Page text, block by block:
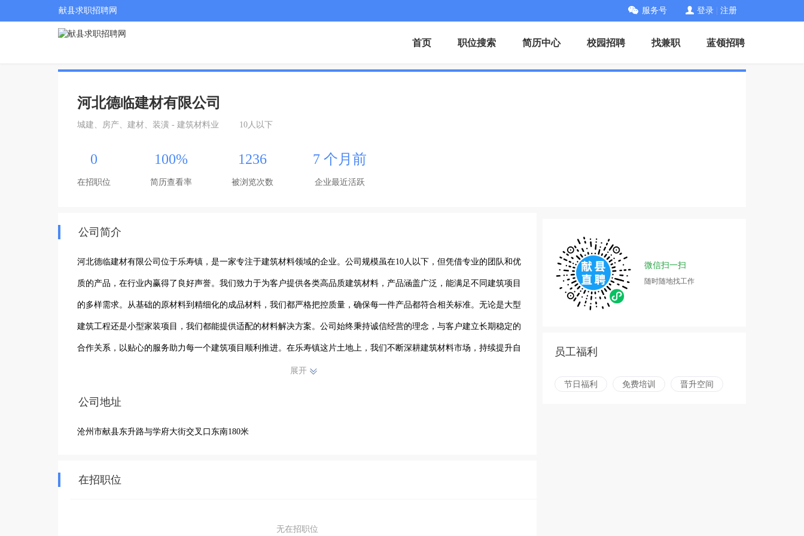
献县求职招聘网 服务号 登录 注册
首页 职位搜索 简历中心 校园招聘 找兼职 蓝领招聘
河北德临建材有限公司
城建、房产、建材、装潢 - 建筑材料业 10人以下
0
在招职位
100%
简历查看率
1236
被浏览次数
7 个月前
企业最近活跃
公司简介
河北德临建材有限公司位于乐寿镇，是一家专注于建筑材料领域的企业。公司规模虽在10人以下，但凭借专业的团队和优
质的产品，在行业内赢得了良好声誉。我们致力于为客户提供各类高品质建筑材料，产品涵盖广泛，能满足不同建筑项目
的多样需求。从基础的原材料到精细化的成品材料，我们都严格把控质量，确保每一件产品都符合相关标准。无论是大型
建筑工程还是小型家装项目，我们都能提供适配的材料解决方案。公司始终秉持诚信经营的理念，与客户建立长期稳定的
合作关系，以贴心的服务助力每一个建筑项目顺利推进。在乐寿镇这片土地上，我们不断深耕建筑材料市场，持续提升自
身实力，以积极的姿态迎接行业挑战，努力为建筑行业的发展贡献自己的一份力量，期待与更多合作伙伴携手共创美好未
展开
公司地址
沧州市献县东升路与学府大街交叉口东南180米
在招职位
无在招职位
微信扫一扫
随时随地找工作
员工福利
节日福利 免费培训 晋升空间